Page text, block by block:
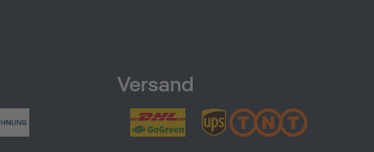
Versand